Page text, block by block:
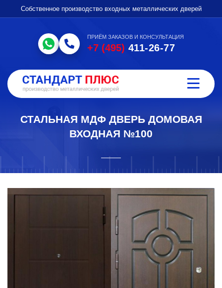
Собственное производство входных металлических дверей
ПРИЁМ ЗАКАЗОВ И КОНСУЛЬТАЦИЯ
+7 (495) 411-26-77
СТАЛЬНАЯ МДФ ДВЕРЬ ДОМОВАЯ
ВХОДНАЯ №100